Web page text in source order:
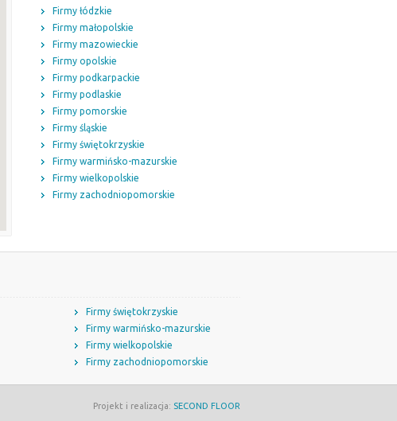
Firmy łódzkie
Firmy małopolskie
Firmy mazowieckie
Firmy opolskie
Firmy podkarpackie
Firmy podlaskie
Firmy pomorskie
Firmy śląskie
Firmy świętokrzyskie
Firmy warmińsko-mazurskie
Firmy wielkopolskie
Firmy zachodniopomorskie
Firmy świętokrzyskie
Firmy warmińsko-mazurskie
Firmy wielkopolskie
Firmy zachodniopomorskie
Projekt i realizacja: SECOND FLOOR